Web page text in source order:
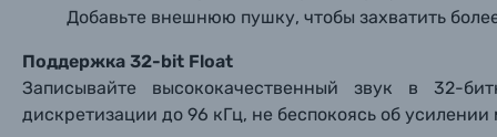
Фотокамеры моментальной печати
Добавьте внешнюю пушку, чтобы захватить
Поддержка 32-bit Float
Записывайте высококачественный звук в 32-
дискретизации до 96 кГц, не беспокоясь об